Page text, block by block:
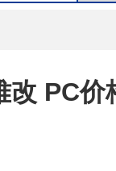
改 PC价